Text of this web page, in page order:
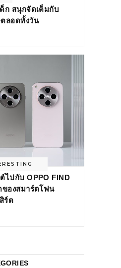
ก สนุกจัดเต็มกับ
ลอดทั้งวัน
ไปกับ OPPO FIND
ของสมาร์ตโฟน
ร์ต